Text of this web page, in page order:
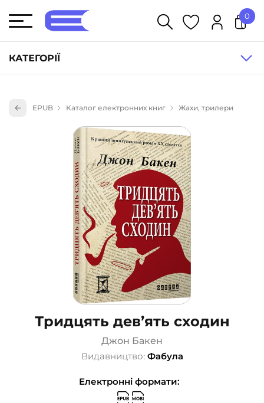
КАТЕГОРІЇ
Книги для дітей (835)
Книги для підлітків (240)
Науково-популярна література (1015)
Навчальна література та посібники (527)
Енциклопедії, довідники, словники (55)
Подарункові сертифікати (1)
0
EPUB Каталог електронних книг Жахи, трилери
Тридцять дев’ять сходин
Джон Бакен
Видавництво: Фабула
Електронні формати: